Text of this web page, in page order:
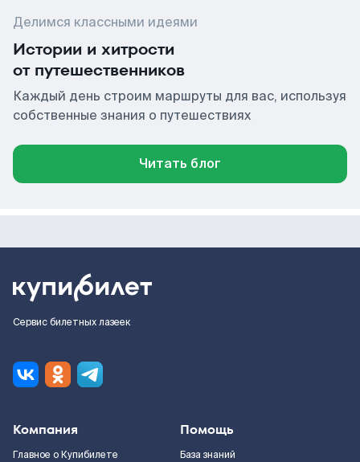
Делимся классными идеями
Истории и хитрости
от путешественников
Каждый день строим маршруты для вас, используя
собственные знания о путешествиях
Читать блог
Сервис билетных лазеек
Компания
Главное о Купибилете
Помощь
База знаний